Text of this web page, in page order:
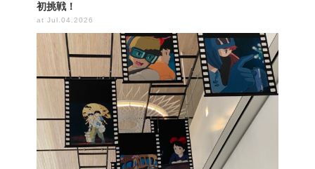
初挑戦！
at Jul.04.2026